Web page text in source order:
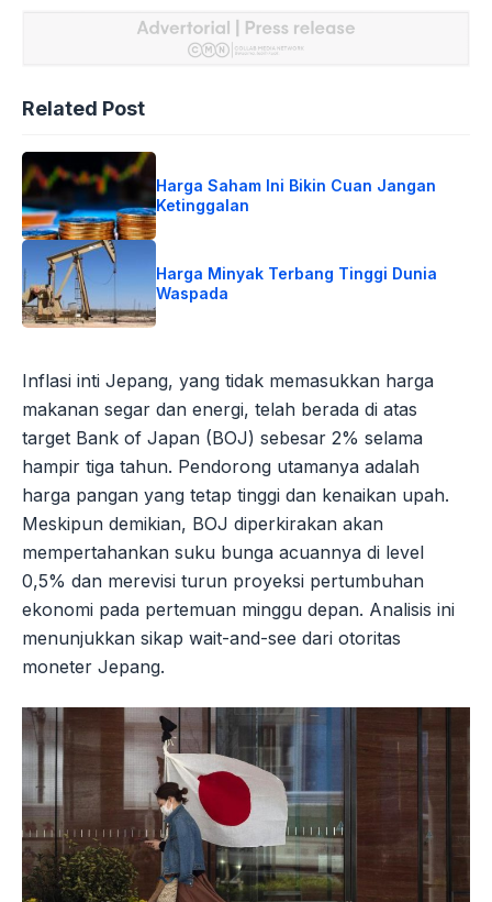
Related Post
Harga Saham Ini Bikin Cuan Jangan
Ketinggalan
Harga Minyak Terbang Tinggi Dunia
Waspada
Inflasi inti Jepang, yang tidak memasukkan harga
makanan segar dan energi, telah berada di atas
target Bank of Japan (BOJ) sebesar 2% selama
hampir tiga tahun. Pendorong utamanya adalah
harga pangan yang tetap tinggi dan kenaikan upah.
Meskipun demikian, BOJ diperkirakan akan
mempertahankan suku bunga acuannya di level
0,5% dan merevisi turun proyeksi pertumbuhan
ekonomi pada pertemuan minggu depan. Analisis ini
menunjukkan sikap wait-and-see dari otoritas
moneter Jepang.